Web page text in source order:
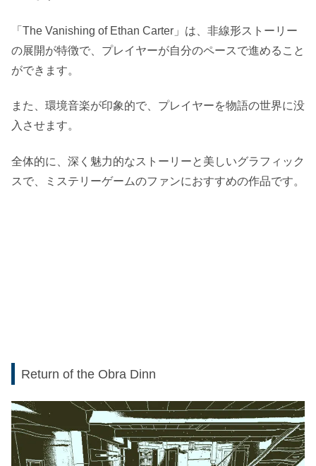
「The Vanishing of Ethan Carter」は、非線形ストーリー
の展開が特徴で、プレイヤーが自分のペースで進めること
ができます。
また、環境音楽が印象的で、プレイヤーを物語の世界に没
入させます。
全体的に、深く魅力的なストーリーと美しいグラフィック
スで、ミステリーゲームのファンにおすすめの作品です。
Return of the Obra Dinn